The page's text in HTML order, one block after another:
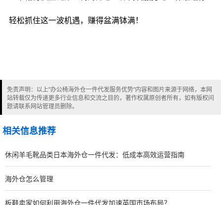
轻松抓住这一波机遇，赚得盆满钵满！
免责声明：以上"办公椅海外仓一件代发服务优势"内容和图片来源于网络，本网
站转载仅为传递更多行业信息和交流之目的，著作权属原创者所有，如有版权问
题请联系网站管理员删除。
相关信息推荐
休闲羊毛靴品类日本海外仓一件代发：低成本高效运营指南
海外仓怎么管理
板鞋卖家如何利用海外仓一件代发加速英国市场布局？